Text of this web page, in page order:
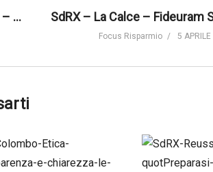
#SdRX – Alfieri – J.P. Morgan – "Guardiamo al tema Esg con attenzione: prerogativa di investimento"
Focus Risparmio 5